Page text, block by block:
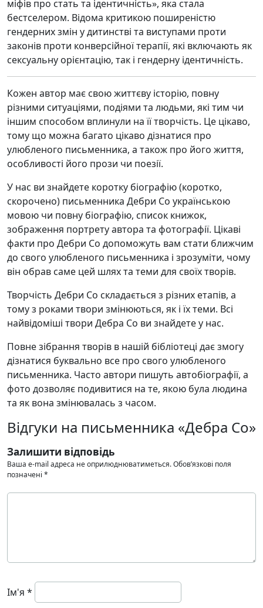
міфів про стать та ідентичність», яка стала
бестселером. Відома критикою поширеністю
гендерних змін у дитинстві та виступами проти
законів проти конверсійної терапії, які включають як
сексуальну орієнтацію, так і гендерну ідентичність.
Кожен автор має свою життєву історію, повну
різними ситуаціями, подіями та людьми, які тим чи
іншим способом вплинули на її творчість. Це цікаво,
тому що можна багато цікаво дізнатися про
улюбленого письменника, а також про його життя,
особливості його прози чи поезії.
У нас ви знайдете коротку біографію (коротко,
скорочено) письменника Дебри Со українською
мовою чи повну біографію, список книжок,
зображення портрету автора та фотографії. Цікаві
факти про Дебри Со допоможуть вам стати ближчим
до свого улюбленого письменника і зрозуміти, чому
він обрав саме цей шлях та теми для своїх творів.
Творчість Дебри Со складається з різних етапів, а
тому з роками твори змінюються, як і їх теми. Всі
найвідоміші твори Дебра Со ви знайдете у нас.
Повне зібрання творів в нашій бібліотеці дає змогу
дізнатися буквально все про свого улюбленого
письменника. Часто автори пишуть автобіографії, а
фото дозволяє подивитися на те, якою була людина
та як вона змінювалась з часом.
Відгуки на письменника «Дебра Со»
Залишити відповідь
Ваша e-mail адреса не оприлюднюватиметься.Обов’язкові поля
позначені *
Ім'я *